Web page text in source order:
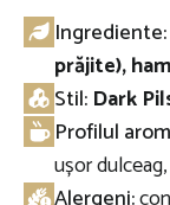
Ingrediente:
prăjite),
Stil: Dark
Profilul
ușor